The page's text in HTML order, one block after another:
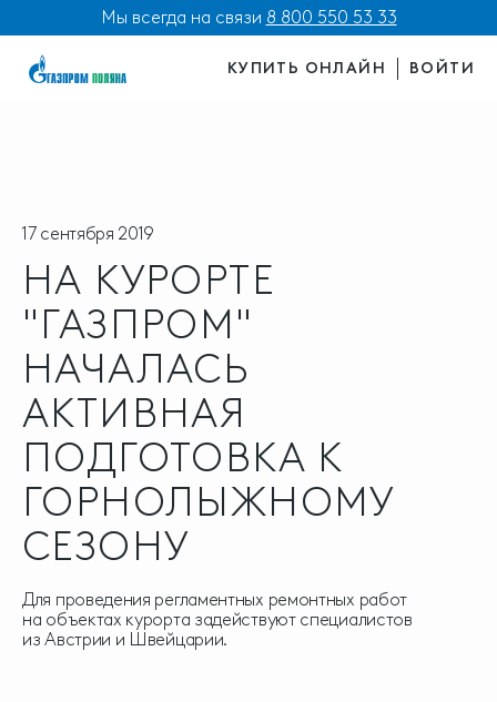
Мы всегда на связи 8 800 550 53 33
КУПИТЬ ОНЛАЙН ВОЙТИ
17 сентября 2019
НА КУРОРТЕ
"ГАЗПРОМ"
НАЧАЛАСЬ
АКТИВНАЯ
ПОДГОТОВКА К
ГОРНОЛЫЖНОМУ
СЕЗОНУ
Для проведения регламентных ремонтных работ
на объектах курорта задействуют специалистов
из Австрии и Швейцарии.